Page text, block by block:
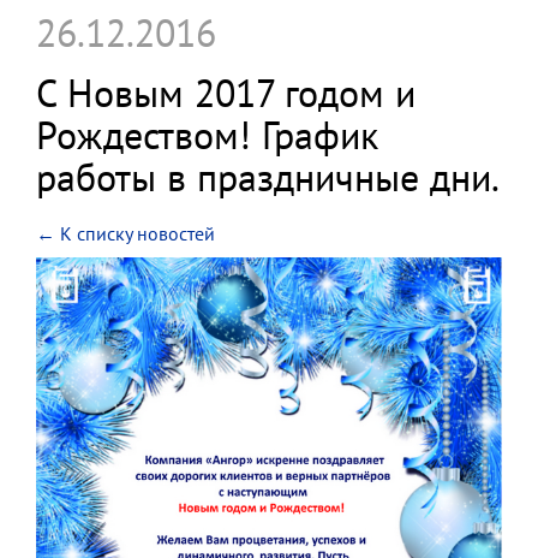
26.12.2016
С Новым 2017 годом и
Рождеством! График
работы в праздничные дни.
← К списку новостей